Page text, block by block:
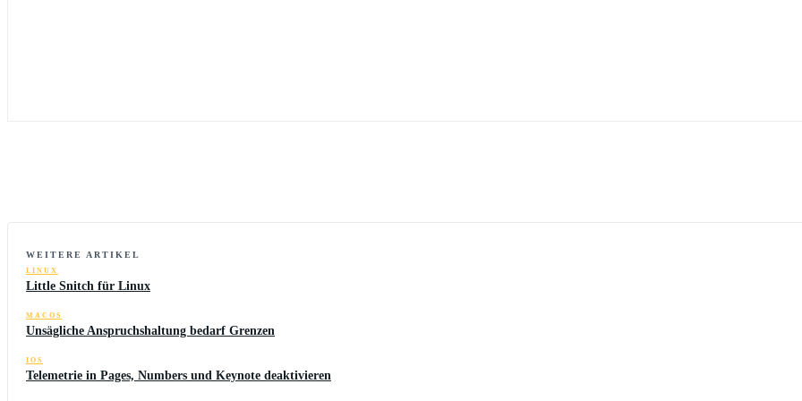
WEITERE ARTIKEL
LINUX
Little Snitch für Linux
MACOS
Unsägliche Anspruchshaltung bedarf Grenzen
IOS
Telemetrie in Pages, Numbers und Keynote deaktivieren